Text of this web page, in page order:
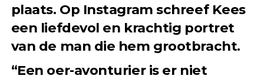
plaats. Op Instagram schreef Kees
een liefdevol en krachtig portret
van de man die hem grootbracht.
“Een oer-avonturier is er niet